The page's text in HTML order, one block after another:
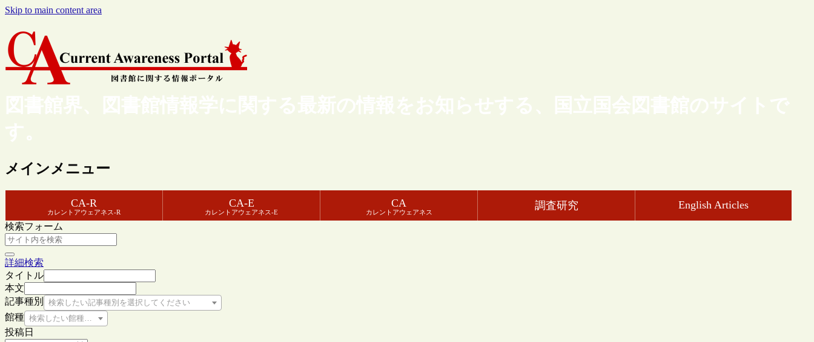
Skip to main content area
図書館界、図書館情報学に関する最新の情報をお知らせする、国立国会図書館のサイトで
す。
メインメニュー
CA-R
カレントアウェアネス-R
CA-E
カレントアウェアネス-E
CA
カレントアウェアネス
調査研究 English Articles
検索フォーム
詳細検索
タイトル
本文
記事種別
検索したい記事種別を選択してください
館種 検索したい館種を選択してください
投稿日